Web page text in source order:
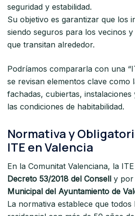
seguridad y estabilidad.
Su objetivo es garantizar que los
siendo seguros para los vecinos
que transitan alrededor.
Podríamos compararla con una
se revisan elementos clave como
fachadas, cubiertas, instalaciones
las condiciones de habitabilidad.
Normativa y
ITE en Valencia
En la Comunitat Valenciana, la
Decreto 53/2018 del Consell y por
Municipal del Ayuntamiento de
La normativa establece que todos